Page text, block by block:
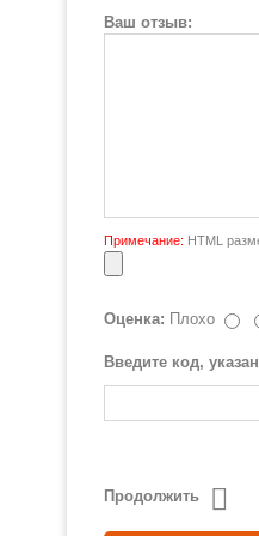
Ваш отзыв:
Примечание: HTML
Оценка: Плохо
Введите код,
Продолжить